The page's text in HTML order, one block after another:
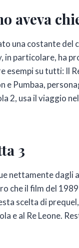
aveva
una costante
in particolare,
su tutti: Il
e Pumbaa,
2, usa il viaggio
3
nettamente dagli
che il film del
scelta di
e al Re Leone.